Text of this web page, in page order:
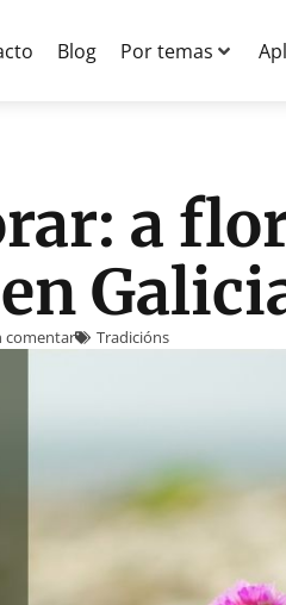
Blog Por temas
a
comentar Tradicións